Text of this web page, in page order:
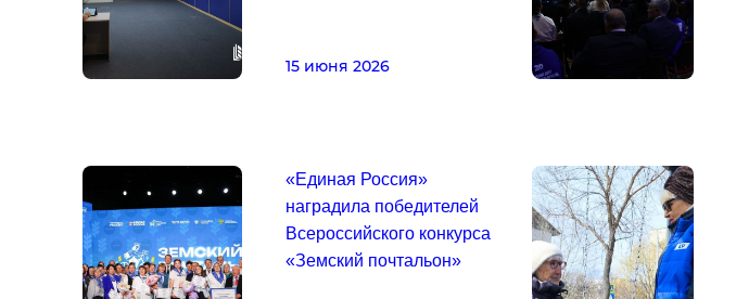
15 июня 2026
«Единая Россия»
наградила победителей
Всероссийского конкурса
«Земский почтальон»